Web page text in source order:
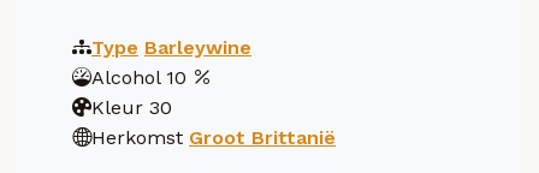
Type Barleywine
Alcohol 10
Kleur 30
Herkomst Groot Brittanië